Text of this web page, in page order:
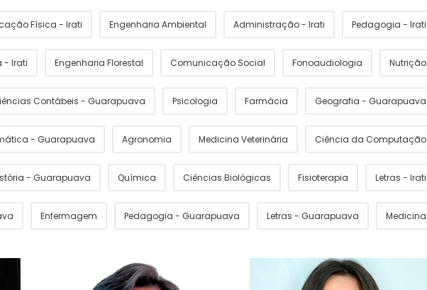
Física - Irati Engenharia Ambiental Administração - Irati Pedagogia - Irati
- Irati Engenharia Florestal Comunicação Social Fonoaudiologia Nutrição
Contábeis - Guarapuava Psicologia Farmácia Geografia - Guarapuava
- Guarapuava Agronomia Medicina Veterinária Ciência da Computação
- Guarapuava Química Ciências Biológicas Fisioterapia Letras - Irati
Enfermagem Pedagogia - Guarapuava Letras - Guarapuava Medicina